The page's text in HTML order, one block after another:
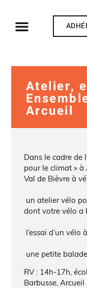
Atelier,
Arcueil
Dans le cadre de
pour le climat » à
Val de Bièvre à
un atelier vélo
dont votre vélo a
l’essai d’un vélo
une petite
RV : 14h-17h,
Barbusse, Arcueil